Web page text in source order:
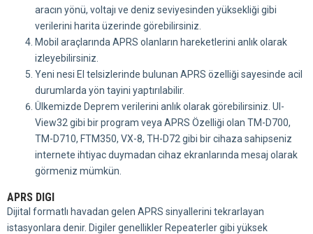
aracın yönü, voltajı ve deniz seviyesinden yüksekliği gibi
verilerini harita üzerinde görebilirsiniz.
Mobil araçlarında APRS olanların hareketlerini anlık olarak
izleyebilirsiniz.
Yeni nesi El telsizlerinde bulunan APRS özelliği sayesinde acil
durumlarda yön tayini yaptırılabilir.
Ülkemizde Deprem verilerini anlık olarak görebilirsiniz. UI-
View32 gibi bir program veya APRS Özelliği olan TM-D700,
TM-D710, FTM350, VX-8, TH-D72 gibi bir cihaza sahipseniz
internete ihtiyac duymadan cihaz ekranlarında mesaj olarak
görmeniz mümkün.
APRS DIGI
Dijital formatlı havadan gelen APRS sinyallerini tekrarlayan
istasyonlara denir. Digiler genellikler Repeaterler gibi yüksek